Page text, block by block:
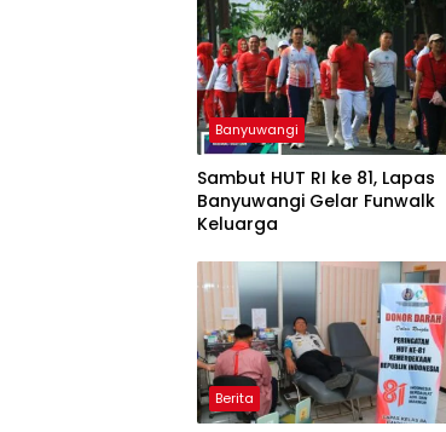
Banyuwangi
Sambut HUT RI ke 81, Lapas
Banyuwangi Gelar Funwalk
Keluarga
Berita